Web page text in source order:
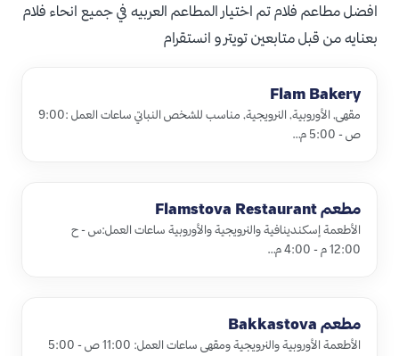
افضل مطاعم فلام تم اختيار المطاعم العربيه في جميع انحاء فلام
بعنايه من قبل متابعين تويتر و انستقرام
Flam Bakery
مقهى, الأوروبية, النرويجية, مناسب للشخص النباتي ساعات العمل :9:00
ص - 5:00 م…
مطعم ‪Flamstova Restaurant‬
الأطعمة إسكندينافية والنرويجية والأوروبية ساعات العمل:س - ح
12:00 م - 4:00 م…
مطعم ‪Bakkastova‬
الأطعمة الأوروبية والنرويجية ومقهى ساعات العمل: 11:00 ص - 5:00